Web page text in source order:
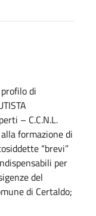
di
– C.C.N.L.
formazione di
“brevi”
per
del
di Certaldo;